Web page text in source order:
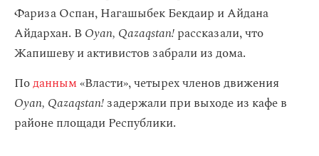
Фариза Оспан, Нагашыбек Бекдаир и Айдана
Айдархан. ВOyan, Qazaqstan!рассказали, что
Жапишеву и активистов забрали из дома.
Поданным«Власти», четырех членов движения
Oyan, Qazaqstan!задержали при выходе из кафе в
районе площади Республики.